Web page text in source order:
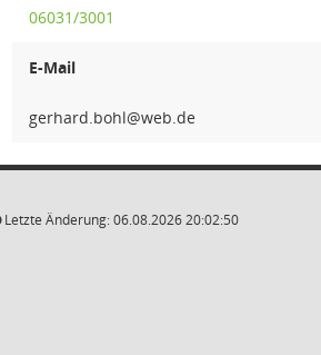
06031/3001
E-Mail
lhob.d
Letzte Änderung: 06.08.2026 20:02:50